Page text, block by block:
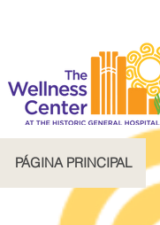
PÁGINA PRINCIPAL